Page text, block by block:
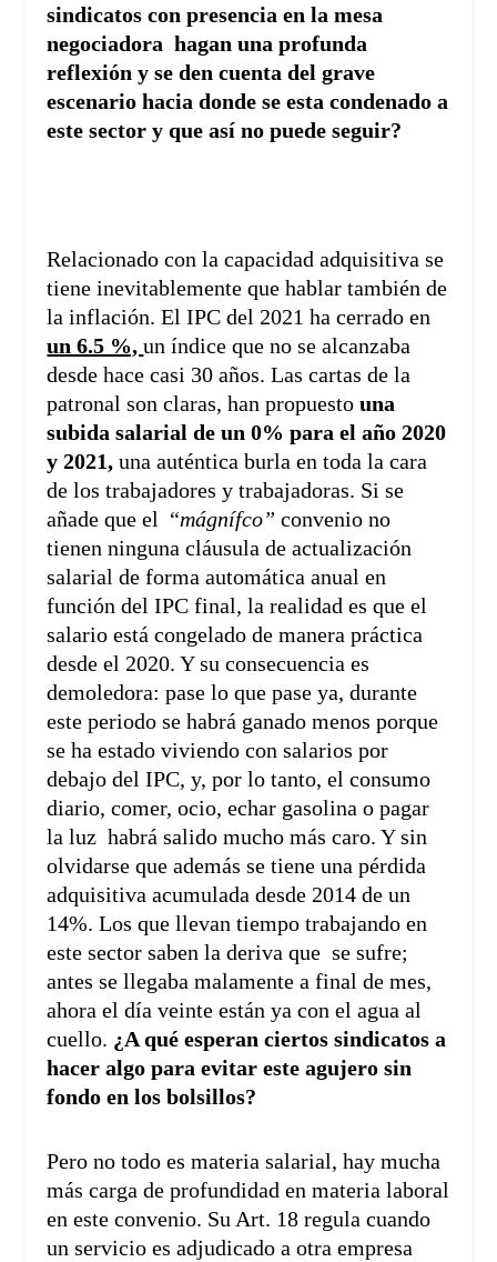
sindicatos con presencia en la mesa
negociadora hagan una profunda
reflexión y se den cuenta del grave
escenario hacia donde se esta condenado a
este sector y que así no puede seguir?
Relacionado con la capacidad adquisitiva se
tiene inevitablemente que hablar también de
la inflación. El IPC del 2021 ha cerrado en
un 6.5 %,un índice que no se alcanzaba
desde hace casi 30 años. Las cartas de la
patronal son claras, han propuestouna
subida salarial de un 0% para el año 2020
y 2021, una auténtica burla en toda la cara
de los trabajadores y trabajadoras. Si se
añade que el “mágnífco” convenio no
tienen ninguna cláusula de actualización
salarial de forma automática anual en
función del IPC final, la realidad es que el
salario está congelado de manera práctica
desde el 2020. Y su consecuencia es
demoledora: pase lo que pase ya, durante
este periodo se habrá ganado menos porque
se ha estado viviendo con salarios por
debajo del IPC, y, por lo tanto, el consumo
diario, comer, ocio, echar gasolina o pagar
la luz habrá salido mucho más caro. Y sin
olvidarse que además se tiene una pérdida
adquisitiva acumulada desde 2014 de un
14%. Los que llevan tiempo trabajando en
este sector saben la deriva que se sufre;
antes se llegaba malamente a final de mes,
ahora el día veinte están ya con el agua al
cuello. ¿A qué esperan ciertos sindicatos a
hacer algo para evitar este agujero sin
fondo en los bolsillos?
Pero no todo es materia salarial, hay mucha
más carga de profundidad en materia laboral
en este convenio. Su Art. 18 regula cuando
un servicio es adjudicado a otra empresa